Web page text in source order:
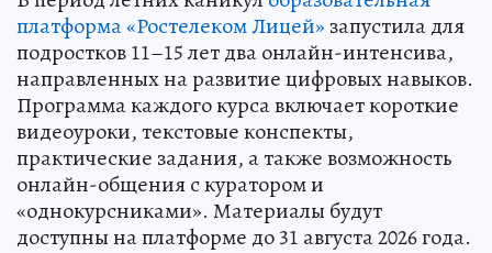
платформа «Ростелеком Лицей» запустила для
подростков 11–15 лет два онлайн-интенсива,
направленных на развитие цифровых навыков.
Программа каждого курса включает короткие
видеоуроки, текстовые конспекты,
практические задания, а также возможность
онлайн-общения с куратором и
«однокурсниками». Материалы будут
доступны на платформе до 31 августа 2026 года.